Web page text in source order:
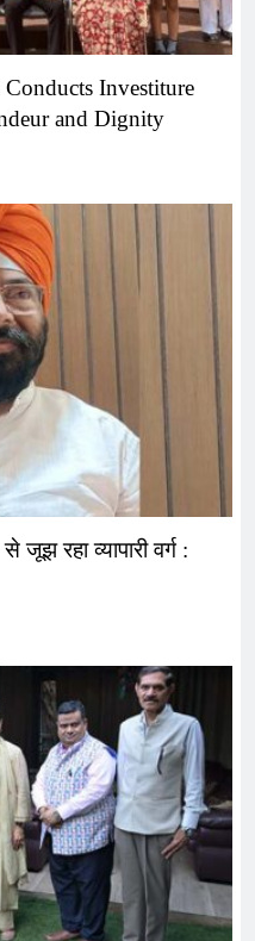
Investiture
and Dignity
रहा व्यापारी वर्ग :